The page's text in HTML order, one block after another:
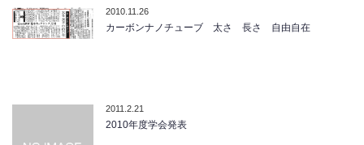
2010.11.26
カーボンナノチューブ 太さ 長さ 自由自在
2011.2.21
2010年度学会発表